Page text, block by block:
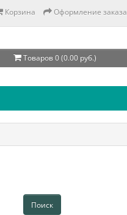
Корзина Оформление заказа
Товаров 0 (0.00 руб.)